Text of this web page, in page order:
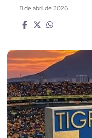
11 de abril de 2026